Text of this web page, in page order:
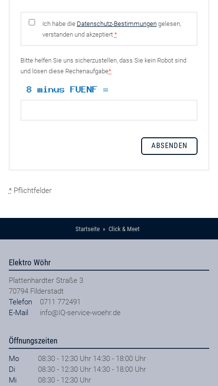
Ich habe die Datenschutz-Bestimmungengelesen,
verstanden und akzeptiert *
Bitte helfen Sie uns sicherzustellen, dass Sie kein Robot sind
und lösen diese Rechenaufgabe*
*Pflichtfelder
Startseite Click & Meet
Elektro Wöhr
Plattenhardter Straße 3
70794 Filderstadt
Telefon
0711 772491
E-Mail
info@IQ-service-woehr.de
Öffnungszeiten
Mo
08:30 - 12:30 Uhr 14:30 - 18:00 Uhr
Di
08:30 - 12:30 Uhr 14:30 - 18:00 Uhr
Mi
08:30 - 12:30 Uhr